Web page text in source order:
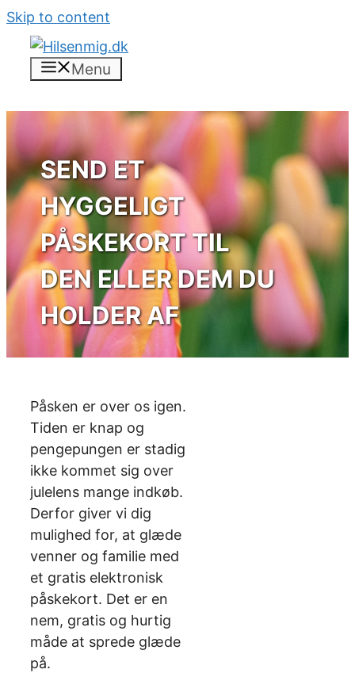
Skip to content
Menu
SEND ET
HYGGELIGT
PÅSKEKORT TIL
DEN ELLER DEM DU
HOLDER AF
Påsken er over os igen.
Tiden er knap og
pengepungen er stadig
ikke kommet sig over
julelens mange indkøb.
Derfor giver vi dig
mulighed for, at glæde
venner og familie med
et gratis elektronisk
påskekort. Det er en
nem, gratis og hurtig
måde at sprede glæde
på.